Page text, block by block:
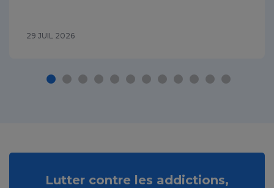
29 JUIL 2026
Lutter contre les addictions,